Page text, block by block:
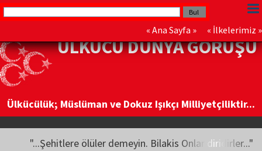
« Ana Sayfa » « İlkelerimiz »
ÜLKÜCÜ DÜNYA GÖRÜŞÜ
Ülkücülük; Müslüman ve Dokuz Işıkçı Milliyetçiliktir...
"...Şehitlere ölüler demeyin. Bilakis Onlar diridirler..."